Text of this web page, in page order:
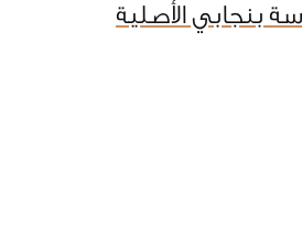
بنجابي الأصلية